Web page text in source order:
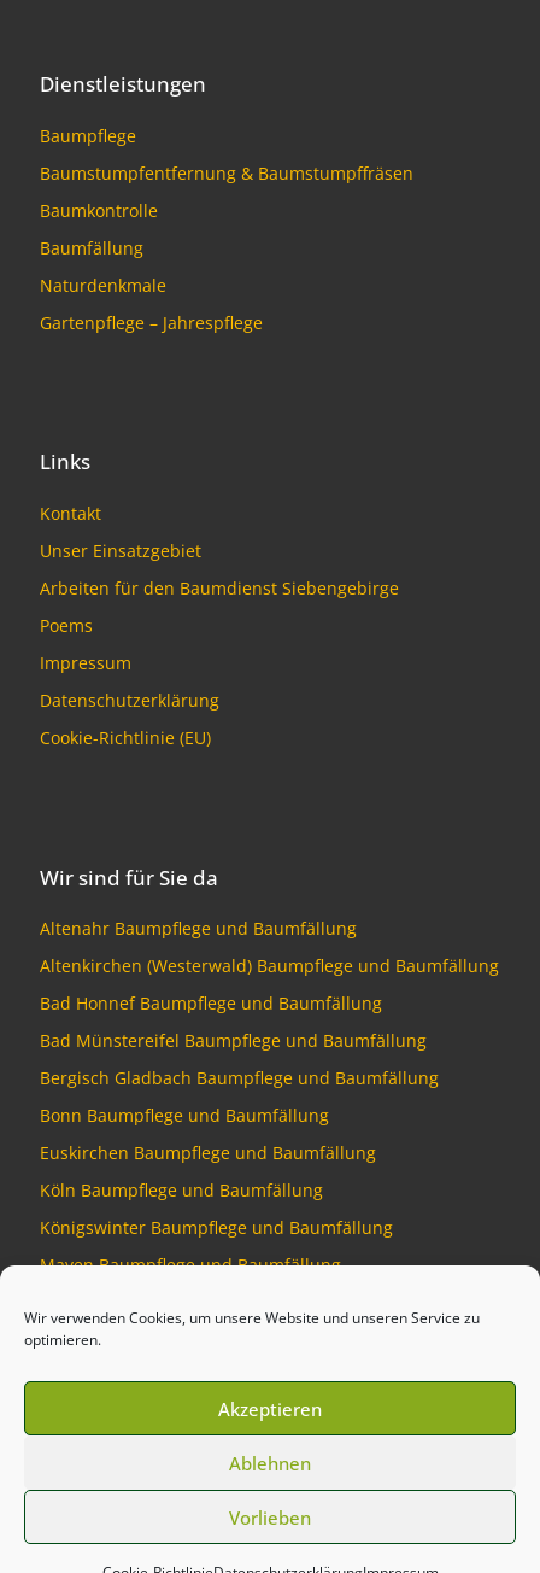
Wir verwenden Cookies, um unsere Website und unseren Service zu
optimieren.
Akzeptieren
Ablehnen
Vorlieben
Dienstleistungen
Baumpflege
Baumstumpfentfernung & Baumstumpffräsen
Baumkontrolle
Baumfällung
Naturdenkmale
Gartenpflege – Jahrespflege
Links
Kontakt
Unser Einsatzgebiet
Arbeiten für den Baumdienst Siebengebirge
Poems
Impressum
Datenschutzerklärung
Cookie-Richtlinie (EU)
Wir sind für Sie da
Altenahr Baumpflege und Baumfällung
Altenkirchen (Westerwald) Baumpflege und Baumfällung
Bad Honnef Baumpflege und Baumfällung
Bad Münstereifel Baumpflege und Baumfällung
Bergisch Gladbach Baumpflege und Baumfällung
Bonn Baumpflege und Baumfällung
Euskirchen Baumpflege und Baumfällung
Köln Baumpflege und Baumfällung
Königswinter Baumpflege und Baumfällung
Mayen Baumpflege und Baumfällung
Baumdienst Siebengebirge
Developed by Talking Pixel